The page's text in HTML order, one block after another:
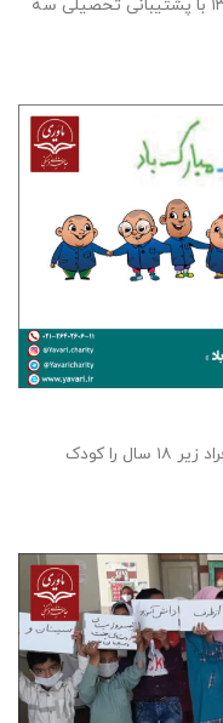
انجمن یاران دانش و مهر در مهرماه سال ۱۳۷۹ با پشتیبانی تحصیلی سه
پیمان‌نامه‌ حقوق کودکان سازمان ملل همه‌ افراد زیر ۱۸ سال را کودک